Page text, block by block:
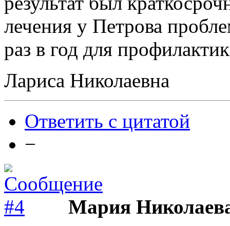
лечения у Петрова
раз в год для
Лариса Николаевна
Ответить с цитатой
−
Мария